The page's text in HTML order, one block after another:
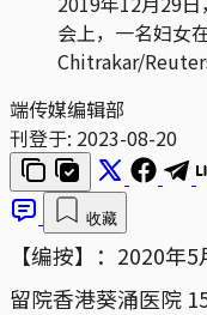
会上，一名妇女
Chitrakar/
端传媒编辑部
刊登于: 2023-08-20
收藏
【编按】：2020年
留院香港葵涌医院